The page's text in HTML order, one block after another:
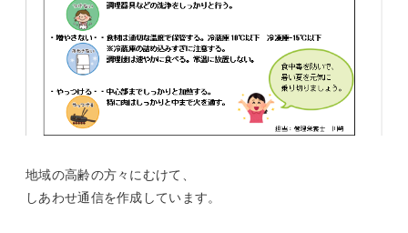
地域の高齢の方々にむけて、
しあわせ通信を作成しています。